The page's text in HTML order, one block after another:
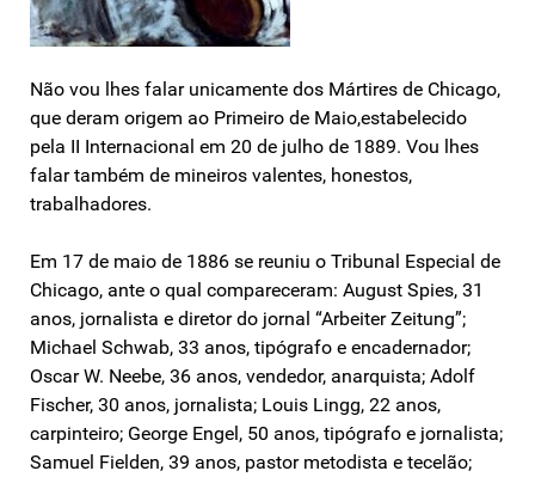
Não vou lhes falar unicamente dos Mártires de Chicago,
que deram origem ao Primeiro de Maio,estabelecido
pela II Internacional em 20 de julho de 1889. Vou lhes
falar também de mineiros valentes, honestos,
trabalhadores.
Em 17 de maio de 1886 se reuniu o Tribunal Especial de
Chicago, ante o qual compareceram: August Spies, 31
anos, jornalista e diretor do jornal “Arbeiter Zeitung”;
Michael Schwab, 33 anos, tipógrafo e encadernador;
Oscar W. Neebe, 36 anos, vendedor, anarquista; Adolf
Fischer, 30 anos, jornalista; Louis Lingg, 22 anos,
carpinteiro; George Engel, 50 anos, tipógrafo e jornalista;
Samuel Fielden, 39 anos, pastor metodista e tecelão;